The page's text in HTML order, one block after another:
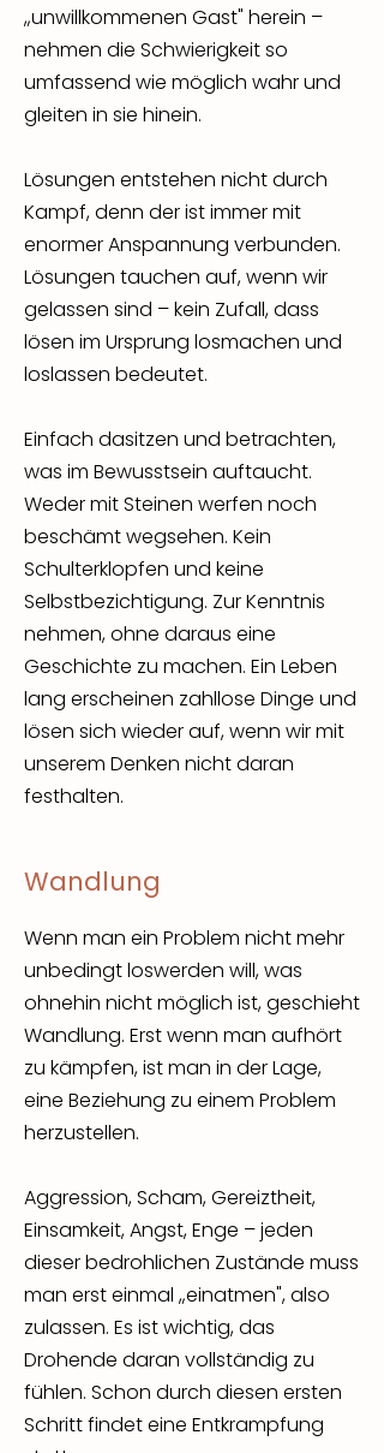
„unwillkommenen Gast" herein –
nehmen die Schwierigkeit so
umfassend wie möglich wahr und
gleiten in sie hinein.
Lösungen entstehen nicht durch
Kampf, denn der ist immer mit
enormer Anspannung verbunden.
Lösungen tauchen auf, wenn wir
gelassen sind – kein Zufall, dass
lösen im Ursprung losmachen und
loslassen bedeutet.
Einfach dasitzen und betrachten,
was im Bewusstsein auftaucht.
Weder mit Steinen werfen noch
beschämt wegsehen. Kein
Schulterklopfen und keine
Selbstbezichtigung. Zur Kenntnis
nehmen, ohne daraus eine
Geschichte zu machen. Ein Leben
lang erscheinen zahllose Dinge und
lösen sich wieder auf, wenn wir mit
unserem Denken nicht daran
festhalten.
Wandlung
Wenn man ein Problem nicht mehr
unbedingt loswerden will, was
ohnehin nicht möglich ist, geschieht
Wandlung. Erst wenn man aufhört
zu kämpfen, ist man in der Lage,
eine Beziehung zu einem Problem
herzustellen.
Aggression, Scham, Gereiztheit,
Einsamkeit, Angst, Enge – jeden
dieser bedrohlichen Zustände muss
man erst einmal „einatmen", also
zulassen. Es ist wichtig, das
Drohende daran vollständig zu
fühlen. Schon durch diesen ersten
Schritt findet eine Entkrampfung